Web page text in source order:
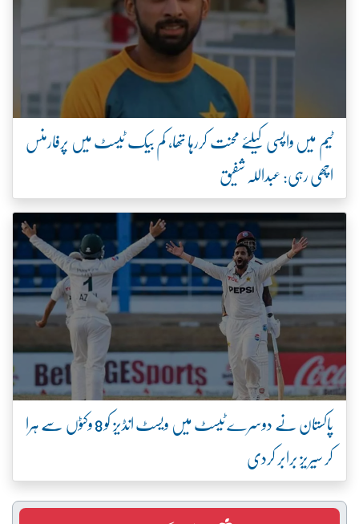
ٹیم میں واپسی کیلئے محنت کررہا تھا، کم بیک ٹیسٹ میں پرفارمنس
اچھی رہی: عبداللہ شفیق
پاکستان نے دوسرے ٹیسٹ میں ویسٹ انڈیز کو 8 وکٹوں سے ہرا
کر سیریز برابر کردی